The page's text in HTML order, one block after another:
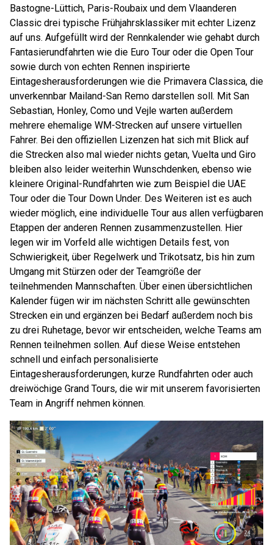
Bastogne-Lüttich, Paris-Roubaix und dem Vlaanderen
Classic drei typische Frühjahrsklassiker mit echter Lizenz
auf uns. Aufgefüllt wird der Rennkalender wie gehabt durch
Fantasierundfahrten wie die Euro Tour oder die Open Tour
sowie durch von echten Rennen inspirierte
Eintagesherausforderungen wie die Primavera Classica, die
unverkennbar Mailand-San Remo darstellen soll. Mit San
Sebastian, Honley, Como und Vejle warten außerdem
mehrere ehemalige WM-Strecken auf unsere virtuellen
Fahrer. Bei den offiziellen Lizenzen hat sich mit Blick auf
die Strecken also mal wieder nichts getan, Vuelta und Giro
bleiben also leider weiterhin Wunschdenken, ebenso wie
kleinere Original-Rundfahrten wie zum Beispiel die UAE
Tour oder die Tour Down Under. Des Weiteren ist es auch
wieder möglich, eine individuelle Tour aus allen verfügbaren
Etappen der anderen Rennen zusammenzustellen. Hier
legen wir im Vorfeld alle wichtigen Details fest, von
Schwierigkeit, über Regelwerk und Trikotsatz, bis hin zum
Umgang mit Stürzen oder der Teamgröße der
teilnehmenden Mannschaften. Über einen übersichtlichen
Kalender fügen wir im nächsten Schritt alle gewünschten
Strecken ein und ergänzen bei Bedarf außerdem noch bis
zu drei Ruhetage, bevor wir entscheiden, welche Teams am
Rennen teilnehmen sollen. Auf diese Weise entstehen
schnell und einfach personalisierte
Eintagesherausforderungen, kurze Rundfahrten oder auch
dreiwöchige Grand Tours, die wir mit unserem favorisierten
Team in Angriff nehmen können.